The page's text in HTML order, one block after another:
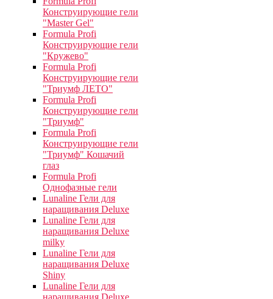
Конструирующие гели
"Master Gel"
Formula Profi
Конструирующие гели
"Кружево"
Formula Profi
Конструирующие гели
"Триумф ЛЕТО"
Formula Profi
Конструирующие гели
"Триумф"
Formula Profi
Конструирующие гели
"Триумф" Кошачий
глаз
Formula Profi
Однофазные гели
Lunaline Гели для
наращивания Deluxe
Lunaline Гели для
наращивания Deluxe
milky
Lunaline Гели для
наращивания Deluxe
Shiny
Lunaline Гели для